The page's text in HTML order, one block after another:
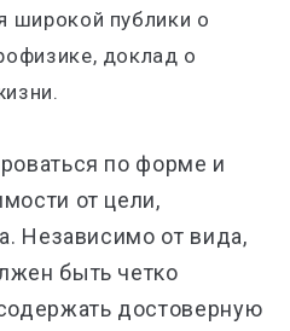
широкой публики о
доклад о
по форме и
от цели,
Независимо от вида,
быть четко
достоверную